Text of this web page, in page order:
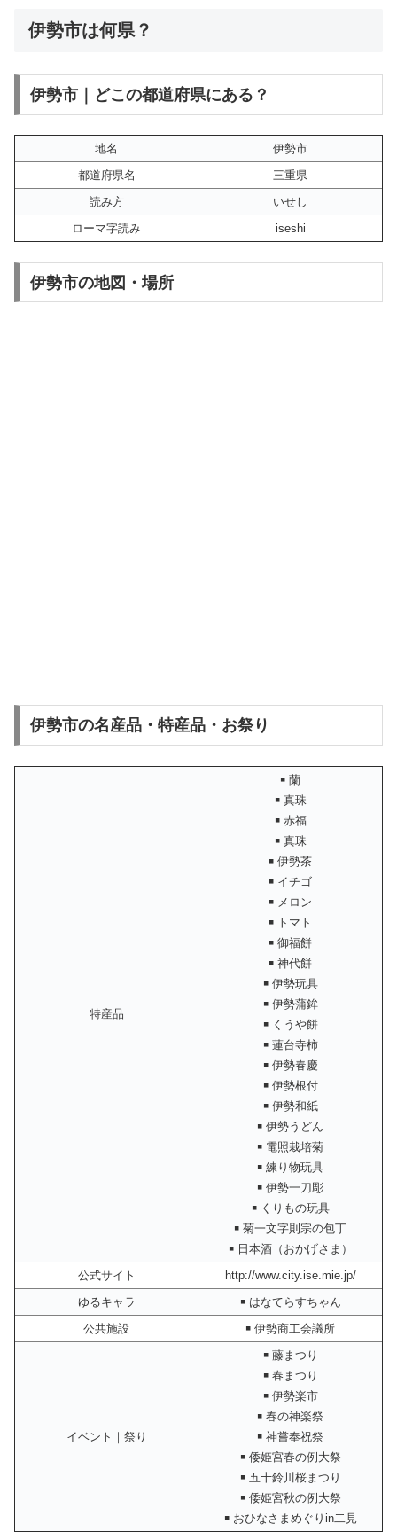
伊勢市は何県？
伊勢市｜どこの都道府県にある？
地名
伊勢市
都道府県名
三重県
読み方
いせし
ローマ字読み
iseshi
伊勢市の地図・場所
伊勢市の名産品・特産品・お祭り
特産品
￭ 蘭
￭ 真珠
￭ 赤福
￭ 真珠
￭ 伊勢茶
￭ イチゴ
￭ メロン
￭ トマト
￭ 御福餅
￭ 神代餅
￭ 伊勢玩具
￭ 伊勢蒲鉾
￭ くうや餅
￭ 蓮台寺柿
￭ 伊勢春慶
￭ 伊勢根付
￭ 伊勢和紙
￭ 伊勢うどん
￭ 電照栽培菊
￭ 練り物玩具
￭ 伊勢一刀彫
￭ くりもの玩具
￭ 菊一文字則宗の包丁
￭ 日本酒（おかげさま）
公式サイト
http://www.city.ise.mie.jp/
ゆるキャラ
￭ はなてらすちゃん
公共施設
￭ 伊勢商工会議所
イベント｜祭り
￭ 藤まつり
￭ 春まつり
￭ 伊勢楽市
￭ 春の神楽祭
￭ 神嘗奉祝祭
￭ 倭姫宮春の例大祭
￭ 五十鈴川桜まつり
￭ 倭姫宮秋の例大祭
￭ おひなさまめぐりin二見